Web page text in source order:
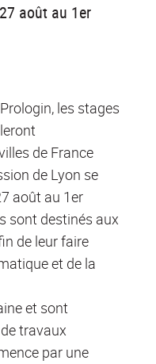
août au 1er
les stages
de France
de Lyon se
août au 1er
sont destinés aux
de leur faire
et de la
et sont
travaux
par une